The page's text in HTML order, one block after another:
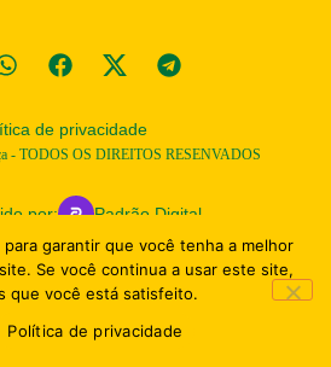
de privacidade
- TODOS OS DIREITOS RESENVADOS
por:
Padrão Digital
garantir que você tenha a melhor
Se você continua a usar este site,
que você está satisfeito.
Política de privacidade